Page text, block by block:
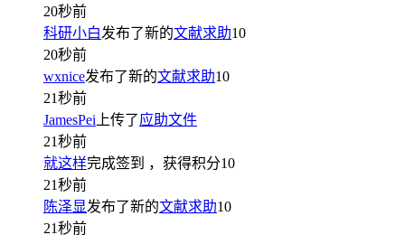
20秒前
科研小白发布了新的文献求助10
20秒前
wxnice发布了新的文献求助10
21秒前
JamesPei 上传了应助文件
21秒前
就这样完成签到 ，获得积分10
21秒前
陈泽显发布了新的文献求助10
21秒前